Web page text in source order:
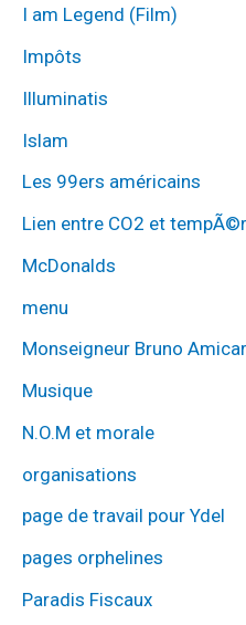
I am Legend (Film)
Impôts
Illuminatis
Islam
Les 99ers américains
Lien entre CO2 et
McDonalds
menu
Monseigneur Bruno
Musique
N.O.M et morale
organisations
page de travail pour Ydel
pages orphelines
Paradis Fiscaux